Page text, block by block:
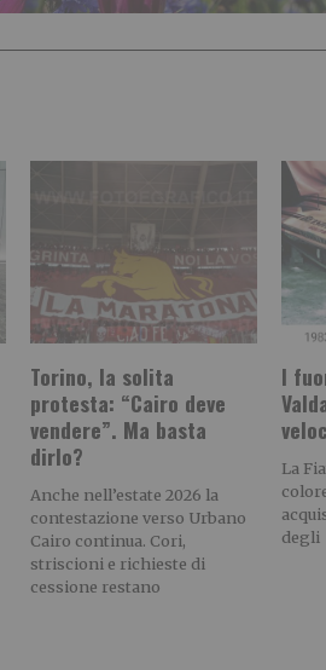
Torino, la solita
protesta: “Cairo deve
vendere”. Ma basta
dirlo?
Anche nell’estate 2026 la
contestazione verso Urbano
Cairo continua. Cori,
striscioni e richieste di
cessione restano
l
La
degli